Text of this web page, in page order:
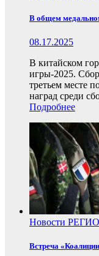
В общем
08.17.2025
В китайском
игры-2025.
третьем месте
наград среди
Подробнее
Новости
Встреча